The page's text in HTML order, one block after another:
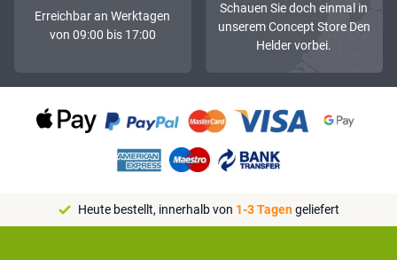
Erreichbar an Werktagen
von 09:00 bis 17:00
Schauen Sie doch einmal in
unserem Concept Store Den
Helder vorbei.
Heute bestellt, innerhalb von 1-3 Tagengeliefert